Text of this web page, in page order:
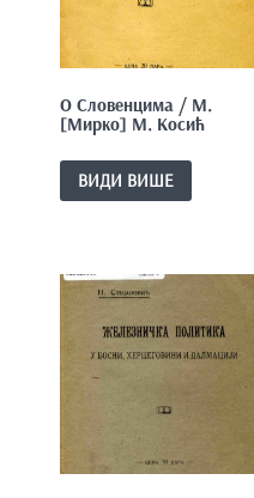
О Словенцима / М.
[Мирко] М. Косић
ВИДИ ВИШЕ